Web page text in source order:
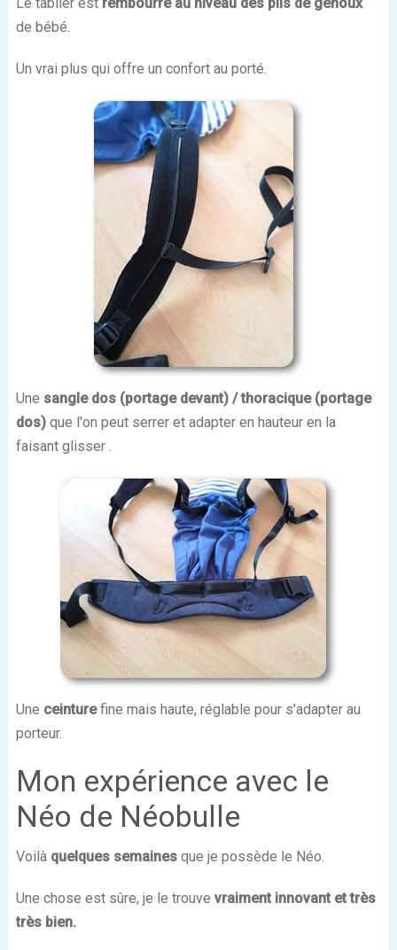
de bébé.
Un vrai plus qui offre un confort au porté.
Une sangle dos (portage devant) / thoracique (portage
dos)que l'on peut serrer et adapter en hauteur en la
faisant glisser .
Une ceinturefine mais haute, réglable pour s'adapter au
porteur.
Mon expérience avec le
Néo de Néobulle
Voilàquelques semaines que je possède le Néo.
Une chose est sûre, je le trouve vraiment innovant et très
très bien.